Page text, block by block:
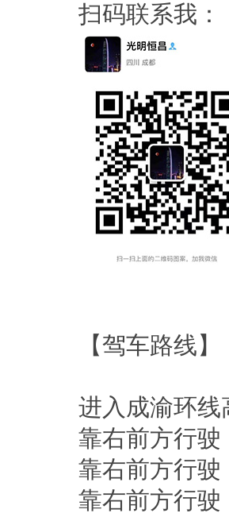
扫码联系我：
【驾车路线】
进入成渝环
靠右前方行
靠右前方行
靠右前方行